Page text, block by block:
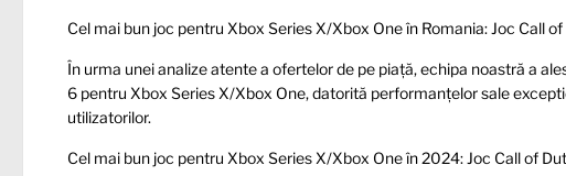
Cel mai bun joc pentru Xbox Series X/Xbox One în Romania: Joc Call
În urma unei analize atente a ofertelor de pe piață, echipa noastră a
6 pentru Xbox Series X/Xbox One, datorită performanțelor sale
utilizatorilor.
Cel mai bun joc pentru Xbox Series X/Xbox One în 2024: Joc Call of